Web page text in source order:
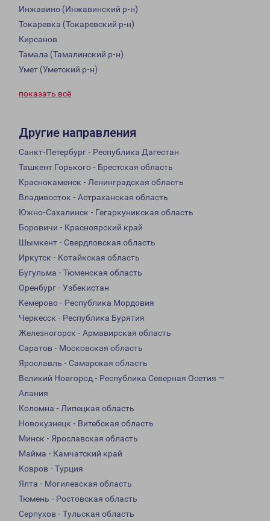
Инжавино (Инжавинский р-н)
Токаревка (Токаревский р-н)
Кирсанов
Тамала (Тамалинский р-н)
Умет (Уметский р-н)
показать всё
Другие направления
Санкт-Петербург - Республика Дагестан
Ташкент Горького - Брестская область
Краснокаменск - Ленинградская область
Владивосток - Астраханская область
Южно-Сахалинск - Гегаркуникская область
Боровичи - Красноярский край
Шымкент - Свердловская область
Иркутск - Котайкская область
Бугульма - Тюменская область
Оренбург - Узбекистан
Кемерово - Республика Мордовия
Черкесск - Республика Бурятия
Железногорск - Армавирская область
Саратов - Московская область
Ярославль - Самарская область
Великий Новгород - Республика Северная Осетия —
Алания
Коломна - Липецкая область
Новокузнецк - Витебская область
Минск - Ярославская область
Майма - Камчатский край
Ковров - Турция
Ялта - Могилевская область
Тюмень - Ростовская область
Серпухов - Тульская область